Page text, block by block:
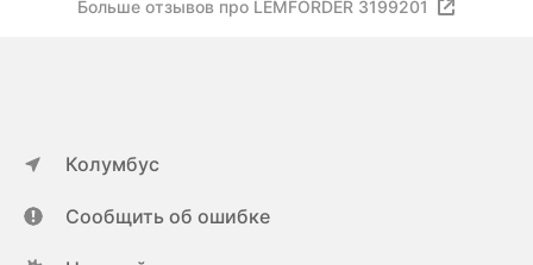
Больше отзывов про LEMFORDER 3199201
Колумбус
Сообщить об ошибке